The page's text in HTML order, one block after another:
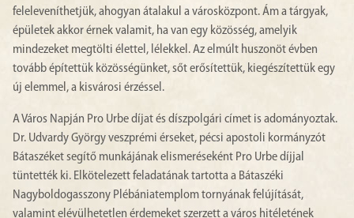
feleleveníthetjük, ahogyan átalakul a városközpont. Ám a tárgyak,
épületek akkor érnek valamit, ha van egy közösség, amelyik
mindezeket megtölti élettel, lélekkel. Az elmúlt huszonöt évben
tovább építettük közösségünket, sőt erősítettük, kiegészítettük egy
új elemmel, a kisvárosi érzéssel.
A Város Napján Pro Urbe díjat és díszpolgári címet is adományoztak.
Dr. Udvardy György veszprémi érseket, pécsi apostoli kormányzót
Bátaszéket segítő munkájának elismeréseként Pro Urbe díjjal
tüntették ki. Elkötelezett feladatának tartotta a Bátaszéki
Nagyboldogasszony Plébániatemplom tornyának felújítását,
valamint elévülhetetlen érdemeket szerzett a város hitéletének